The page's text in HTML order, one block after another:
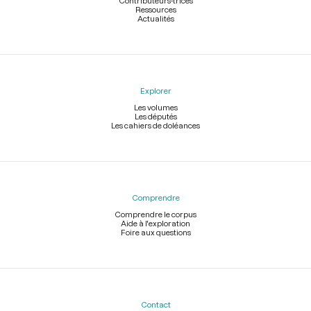
Ressources
Actualités
Explorer
Les volumes
Les députés
Les cahiers de doléances
Comprendre
Comprendre le corpus
Aide à l'exploration
Foire aux questions
Contact